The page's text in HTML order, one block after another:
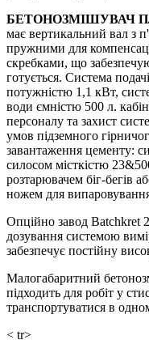
БЕТОНОЗМІШУВАЧ
має вертикальний вал з
пружними для
скребками, що
готується. Система
потужністю 1,1 кВт,
води ємністю 500 л.
персоналу та захист
умов підземного
завантаження цементу:
силосом місткістю
розтарювачем біг-бегів
ножем для
Опційно завод Batchkret
дозування системою
забезпечує постійну
Малогабаритний
підходить для робіт у
транспортуватися в
< tr>